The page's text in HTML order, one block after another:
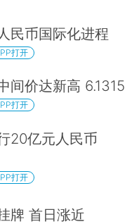
民币国际化进程
打开
间价达新高 6.1315
打开
20亿元人民币
打开
牌 首日涨近